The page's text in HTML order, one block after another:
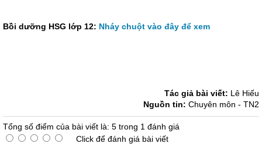
Bồi dưỡng HSG lớp 12: Nháy chuột vào đây để xem
Tác giả bài viết: Lê Hiếu
Nguồn tin: Chuyên môn - TN2
Tổng số điểm của bài viết là: 5 trong 1 đánh giá
Click để đánh giá bài viết